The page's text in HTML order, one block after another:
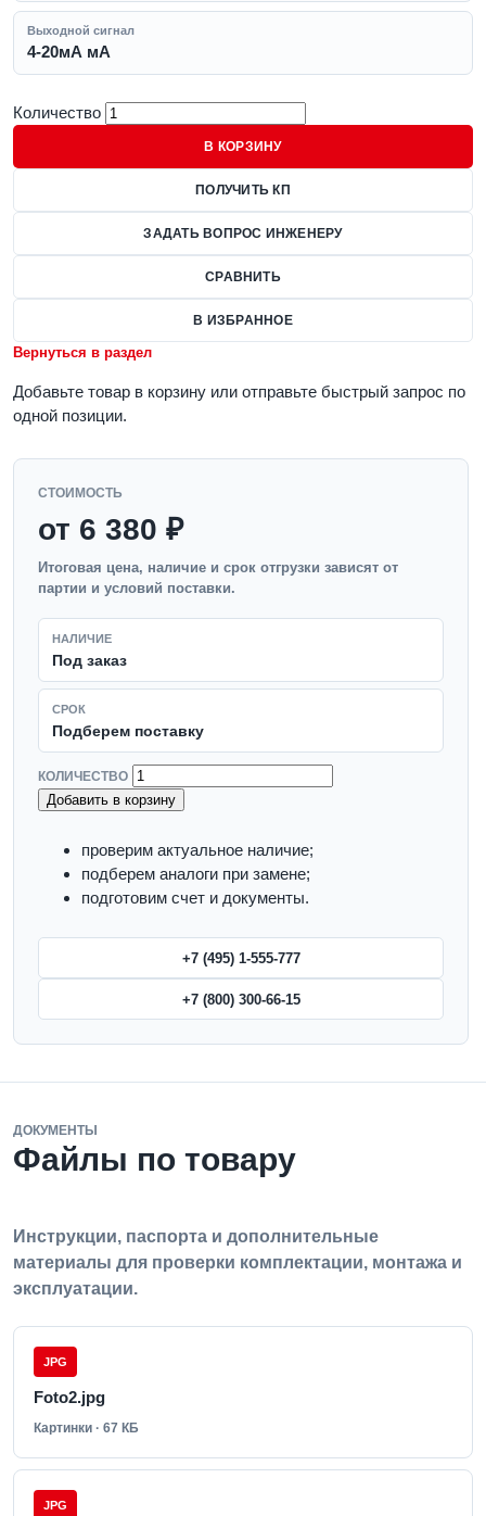
Выходной сигнал
4-20мА мА
Количество
В КОРЗИНУ
ПОЛУЧИТЬ КП
ЗАДАТЬ ВОПРОС ИНЖЕНЕРУ
СРАВНИТЬ
В ИЗБРАННОЕ
Вернуться в раздел
Добавьте товар в корзину или отправьте быстрый запрос по
одной позиции.
СТОИМОСТЬ
от 6 380 ₽
Итоговая цена, наличие и срок отгрузки зависят от
партии и условий поставки.
НАЛИЧИЕ
Под заказ
СРОК
Подберем поставку
КОЛИЧЕСТВО
Добавить в корзину
проверим актуальное наличие;
подберем аналоги при замене;
подготовим счет и документы.
+7 (495) 1-555-777
+7 (800) 300-66-15
ДОКУМЕНТЫ
Файлы по товару
Инструкции, паспорта и дополнительные
материалы для проверки комплектации, монтажа и
эксплуатации.
JPG
Foto2.jpg
Картинки · 67 КБ
JPG